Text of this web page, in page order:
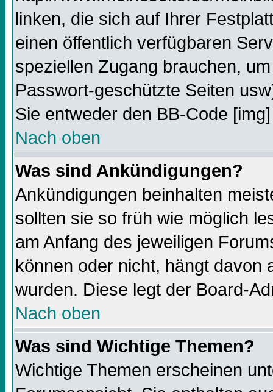
linken, die sich auf Ihrer
einen öffentlich verfügbaren
speziellen Zugang brauchen,
Passwort-geschützte Seiten
Sie entweder den BB-Code
Nach oben
Was sind Ankündigungen?
Ankündigungen beinhalten
sollten sie so früh wie möglich
am Anfang des jeweiligen
können oder nicht, hängt davon
wurden. Diese legt der Board-
Nach oben
Was sind Wichtige Themen?
Wichtige Themen erscheinen